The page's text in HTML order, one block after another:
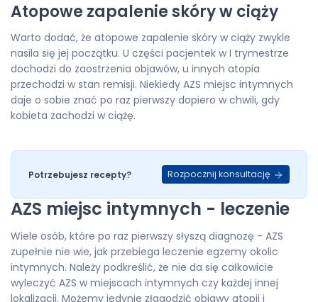
Atopowe zapalenie skóry w ciąży
Warto dodać, że atopowe zapalenie skóry w ciąży zwykle
nasila się jej początku. U części pacjentek w I trymestrze
dochodzi do zaostrzenia objawów, u innych atopia
przechodzi w stan remisji. Niekiedy AZS miejsc intymnych
daje o sobie znać po raz pierwszy dopiero w chwili, gdy
kobieta zachodzi w ciążę.
Potrzebujesz recepty? Rozpocznij konsultację
AZS miejsc intymnych - leczenie
Wiele osób, które po raz pierwszy słyszą diagnozę - AZS
zupełnie nie wie, jak przebiega leczenie egzemy okolic
intymnych. Należy podkreślić, że nie da się całkowicie
wyleczyć AZS w miejscach intymnych czy każdej innej
lokalizacji. Możemy jedynie złagodzić objawy atopii i